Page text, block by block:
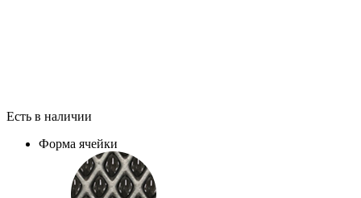
Есть в наличии
Форма ячейки